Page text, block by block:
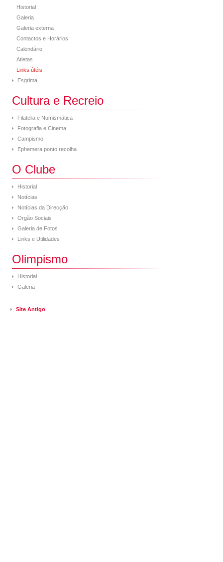
Historial
Galeria
Galeria externa
Contactos e Horários
Calendário
Atletas
Links útéis
Esgrima
Cultura e Recreio
Filatelia e Numismática
Fotografia e Cinema
Campismo
Ephemera ponto recolha
O Clube
Historial
Notícias
Notícias da Direcção
Orgão Sociais
Galeria de Fotos
Links e Utilidades
Olimpismo
Historial
Galeria
Site Antigo